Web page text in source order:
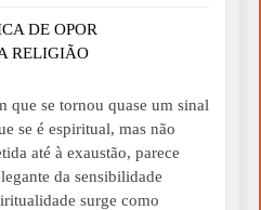
DE OPOR
RELIGIÃO
que se tornou quase um sinal
se é espiritual, mas não
até à exaustão, parece
da sensibilidade
surge como